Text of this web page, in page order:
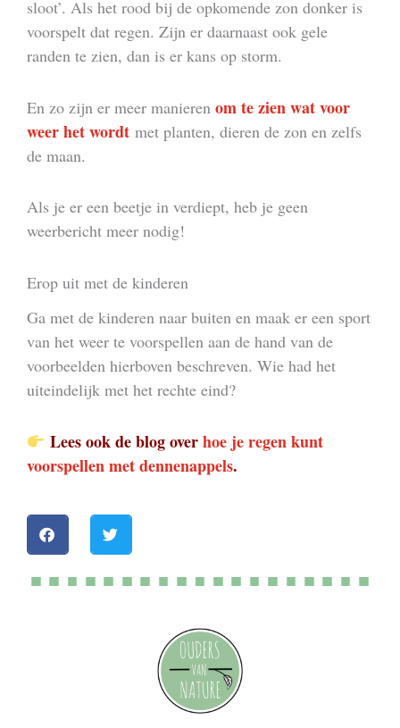
sloot’. Als het rood bij de opkomende zon donker is
voorspelt dat regen. Zijn er daarnaast ook gele
randen te zien, dan is er kans op storm.
En zo zijn er meer manieren om te zien wat voor
weer het wordt met planten, dieren de zon en zelfs
de maan.
Als je er een beetje in verdiept, heb je geen
weerbericht meer nodig!
Erop uit met de kinderen
Ga met de kinderen naar buiten en maak er een sport
van het weer te voorspellen aan de hand van de
voorbeelden hierboven beschreven. Wie had het
uiteindelijk met het rechte eind?
Lees ook de blog overhoe je regen kunt
voorspellen met dennenappels.